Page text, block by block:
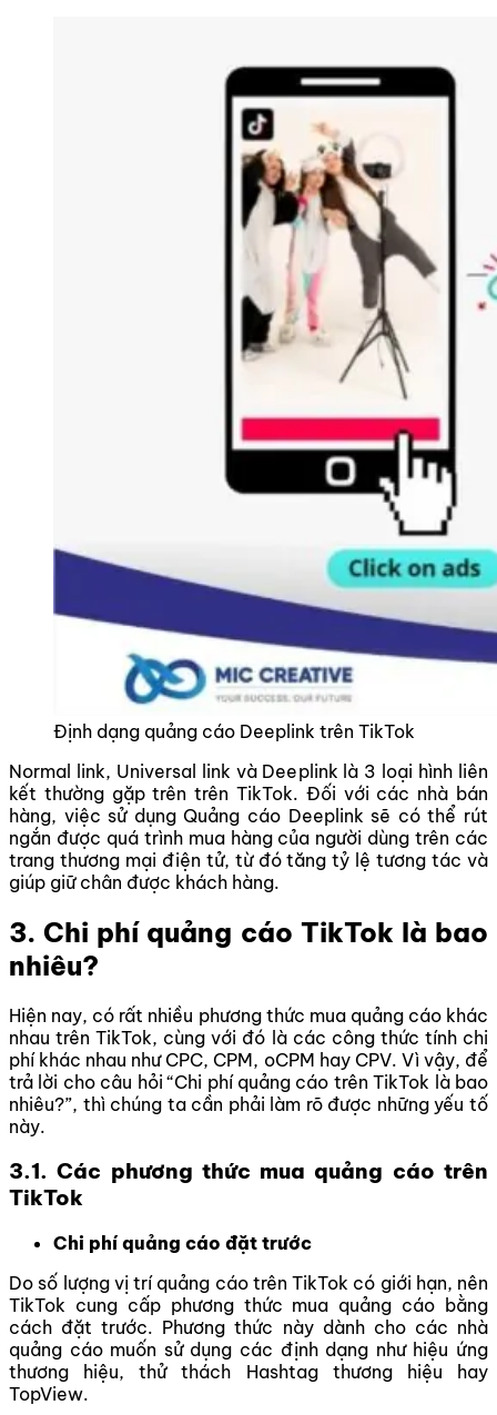
Định dạng quảng cáo Deeplink trên TikTok
Normal link, Universal link và Deeplink là 3 loại hình liên
kết thường gặp trên trên TikTok. Đối với các nhà bán
hàng, việc sử dụng Quảng cáo Deeplink sẽ có thể rút
ngắn được quá trình mua hàng của người dùng trên các
trang thương mại điện tử, từ đó tăng tỷ lệ tương tác và
giúp giữ chân được khách hàng.
3. Chi phí quảng cáo TikTok là bao
nhiêu?
Hiện nay, có rất nhiều phương thức mua quảng cáo khác
nhau trên TikTok, cùng với đó là các công thức tính chi
phí khác nhau như CPC, CPM, oCPM hay CPV. Vì vậy, để
trả lời cho câu hỏi “Chi phí quảng cáo trên TikTok là bao
nhiêu?”, thì chúng ta cần phải làm rõ được những yếu tố
này.
3.1. Các phương thức mua quảng cáo trên
TikTok
Chi phí quảng cáo đặt trước
Do số lượng vị trí quảng cáo trên TikTok có giới hạn, nên
TikTok cung cấp phương thức mua quảng cáo bằng
cách đặt trước. Phương thức này dành cho các nhà
quảng cáo muốn sử dụng các định dạng như hiệu ứng
thương hiệu, thử thách Hashtag thương hiệu hay
TopView.